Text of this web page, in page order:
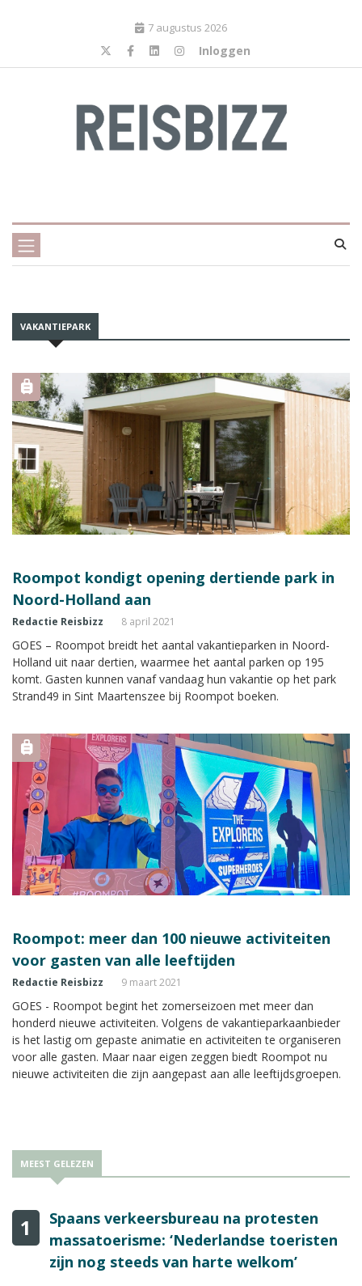
7 augustus 2026
Inloggen
VAKANTIEPARK
Roompot kondigt opening dertiende park in
Noord-Holland aan
Redactie Reisbizz 8 april 2021
GOES – Roompot breidt het aantal vakantieparken in Noord-
Holland uit naar dertien, waarmee het aantal parken op 195
komt. Gasten kunnen vanaf vandaag hun vakantie op het park
Strand49 in Sint Maartenszee bij Roompot boeken.
Roompot: meer dan 100 nieuwe activiteiten
voor gasten van alle leeftijden
Redactie Reisbizz 9 maart 2021
GOES - Roompot begint het zomerseizoen met meer dan
honderd nieuwe activiteiten. Volgens de vakantieparkaanbieder
is het lastig om gepaste animatie en activiteiten te organiseren
voor alle gasten. Maar naar eigen zeggen biedt Roompot nu
nieuwe activiteiten die zijn aangepast aan alle leeftijdsgroepen.
MEEST GELEZEN
1
Spaans verkeersbureau na protesten
massatoerisme: ‘Nederlandse toeristen
zijn nog steeds van harte welkom’